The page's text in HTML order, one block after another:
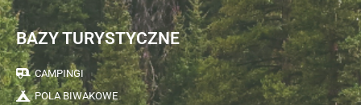
BAZY TURYSTYCZNE
CAMPINGI
POLA BIWAKOWE